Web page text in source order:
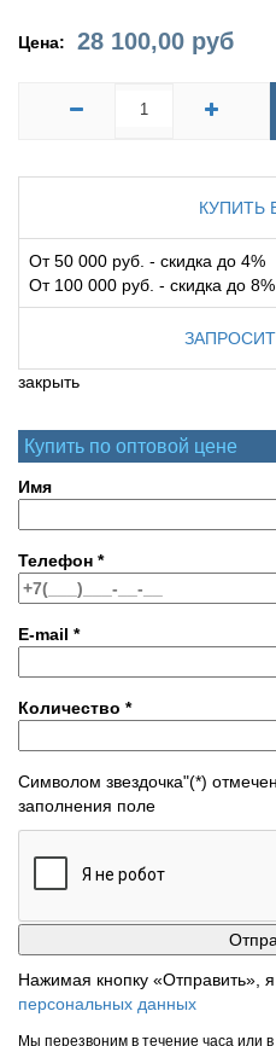
Цена: 28 100,00 руб
КУПИТЬ
От 50 000 руб. - скидка до 4%
От 100 000 руб. - скидка до 8%
закрыть
Купить по оптовой цене
Имя
Телефон *
E-mail *
Количество *
Символом звездочка"(*)
заполнения поле
Нажимая кнопку «Отправить»,
персональных данных
Мы перезвоним в течение часа или